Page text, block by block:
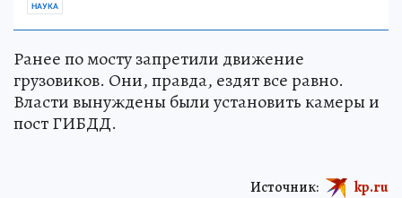
НАУКА
Ранее по мосту запретили движение
грузовиков. Они, правда, ездят все равно.
Власти вынуждены были установить камеры и
пост ГИБДД.
Источник: kp.ru